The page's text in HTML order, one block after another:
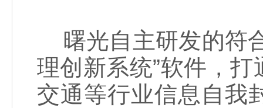
曙光自主研发的符
理创新系统”软件，
交通等行业信息自我